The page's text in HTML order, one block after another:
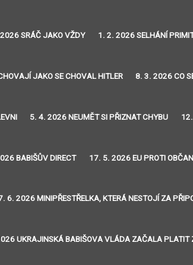
SRÁČ JAKO VŽDY 1. 2. 2026 SELHÁNÍ
JAKO SE CHOVAL HITLER 8. 3. 2026 CO
5. 4. 2026 NEUMĚT SI PŘIZNAT CHYBU
BABIŠŮV DIRECT 17. 5. 2026 EU PROTI
6. 2026 MINIPŘESTŘELKA, KTERÁ NESTOJÍ ZA
UKRAJINSKÁ BABIŠOVA VLÁDA ZAČALA PLATIT